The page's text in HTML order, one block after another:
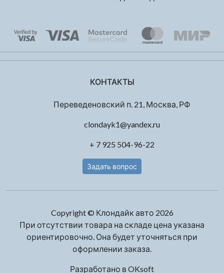
КОНТАКТЫ
Переведеновский п. 21, Москва, РФ
clondayk1@yandex.ru
+ 7 925 504-96-22
Задать вопрос
Copyright © Клондайк авто 2026
При отсутствии товара на складе цена указана
ориентировочно. Она будет уточняться при
оформлении заказа.
Разработано в OKsoft